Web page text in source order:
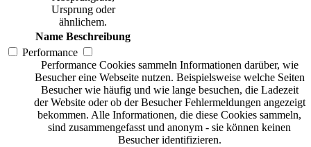
Ursprung oder
ähnlichem.
Name Beschreibung
Performance
Performance Cookies sammeln Informationen darüber, wie
Besucher eine Webseite nutzen. Beispielsweise welche Seiten
Besucher wie häufig und wie lange besuchen, die Ladezeit
der Website oder ob der Besucher Fehlermeldungen angezeigt
bekommen. Alle Informationen, die diese Cookies sammeln,
sind zusammengefasst und anonym - sie können keinen
Besucher identifizieren.